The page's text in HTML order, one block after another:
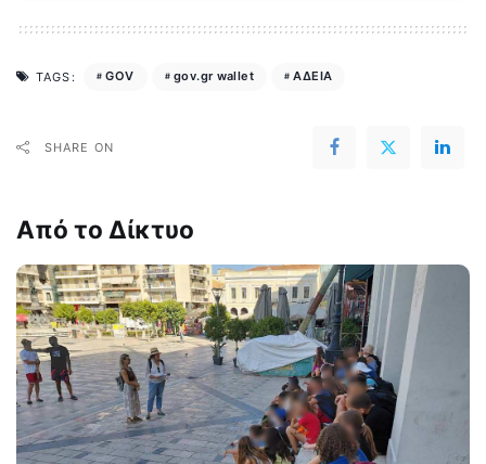
TAGS: GOV gov.gr wallet ΑΔΕΙΑ
SHARE ON
Από το Δίκτυο